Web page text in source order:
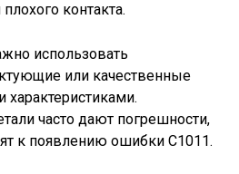
контакта.
использовать
или качественные
характеристиками.
часто дают погрешности,
к появлению ошибки С1011.